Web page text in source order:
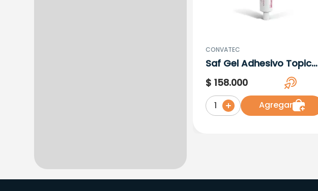
CONVATEC
Saf Gel Adhesivo Topico
X 85Gr
$ 158.000
1 Agregar